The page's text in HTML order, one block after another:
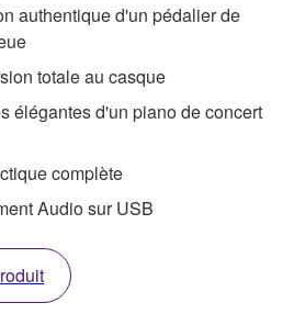
authentique d'un pédalier de
totale au casque
élégantes d'un piano de concert
complète
Audio sur USB